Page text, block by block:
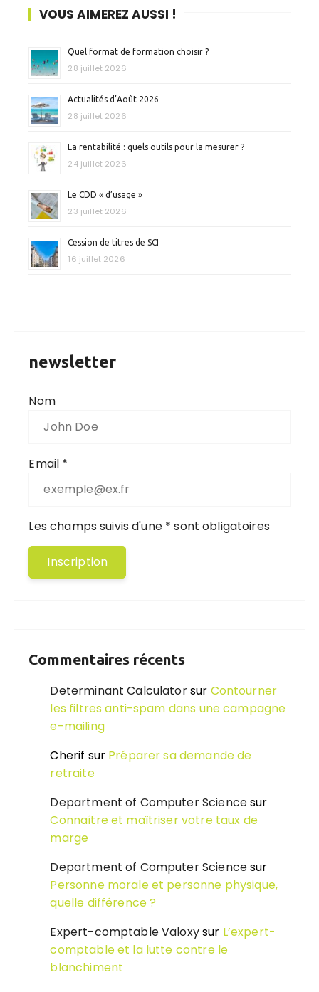
VOUS AIMEREZ AUSSI !
Quel format de formation choisir ?
28 juillet 2026
Actualités d’Août 2026
28 juillet 2026
La rentabilité : quels outils pour la mesurer ?
24 juillet 2026
Le CDD « d’usage »
23 juillet 2026
Cession de titres de SCI
16 juillet 2026
newsletter
Nom
Email *
Les champs suivis d'une * sont obligatoires
Commentaires récents
Determinant Calculatorsur Contourner
les filtres anti-spam dans une campagne
e-mailing
Cherif sur Préparer sa demande de
retraite
Department of Computer Sciencesur
Connaître et maîtriser votre taux de
marge
Department of Computer Sciencesur
Personne morale et personne physique,
quelle différence ?
Expert-comptable Valoxysur L’expert-
comptable et la lutte contre le
blanchiment